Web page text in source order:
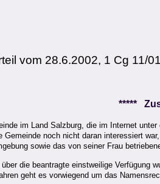
vom 28.6.2002, 1 Cg 11/
*****
im Land Salzburg, die im Internet
Gemeinde noch nicht daran interessiert
sowie das von seiner Frau
die beantragte einstweilige Verfügung
geht es vorwiegend um das